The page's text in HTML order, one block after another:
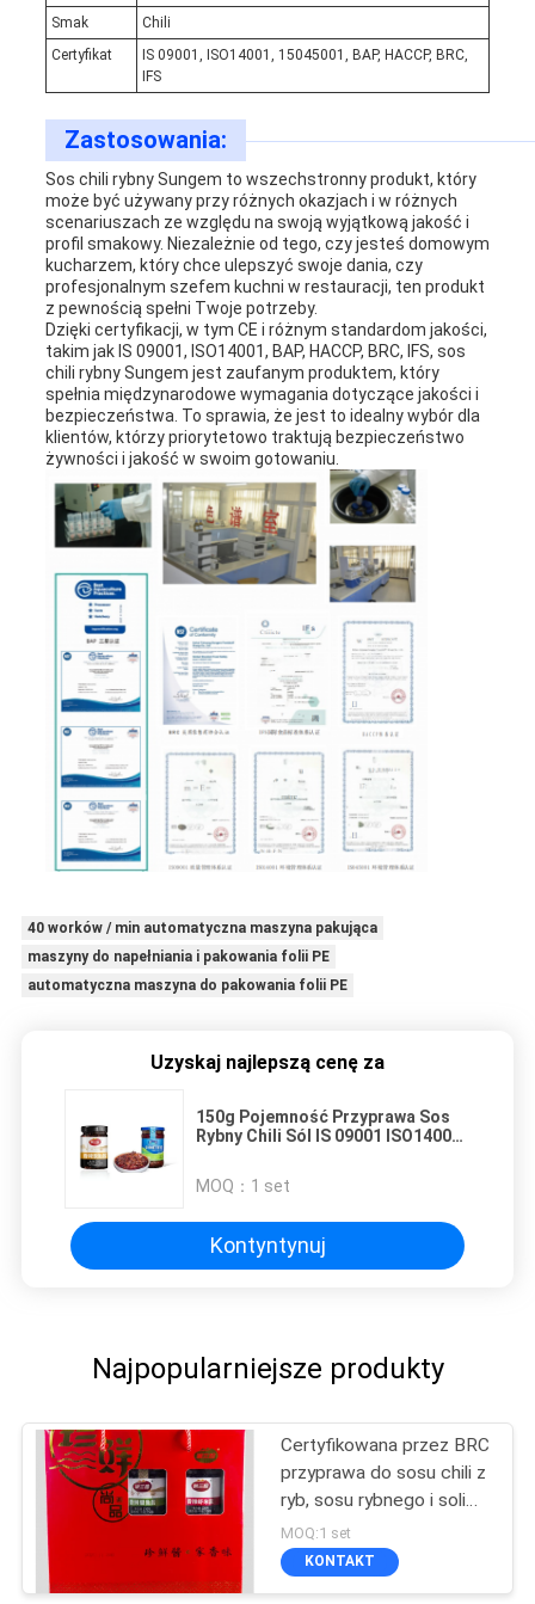
Smak
Chili
Certyfikat
IS 09001, ISO14001, 15045001, BAP, HACCP, BRC,
IFS
Zastosowania:
Sos chili rybny Sungem to wszechstronny produkt, który
może być używany przy różnych okazjach i w różnych
scenariuszach ze względu na swoją wyjątkową jakość i
profil smakowy. Niezależnie od tego, czy jesteś domowym
kucharzem, który chce ulepszyć swoje dania, czy
profesjonalnym szefem kuchni w restauracji, ten produkt
z pewnością spełni Twoje potrzeby.
Dzięki certyfikacji, w tym CE i różnym standardom jakości,
takim jak IS 09001, ISO14001, BAP, HACCP, BRC, IFS, sos
chili rybny Sungem jest zaufanym produktem, który
spełnia międzynarodowe wymagania dotyczące jakości i
bezpieczeństwa. To sprawia, że jest to idealny wybór dla
klientów, którzy priorytetowo traktują bezpieczeństwo
żywności i jakość w swoim gotowaniu.
40 worków / min automatyczna maszyna pakująca
maszyny do napełniania i pakowania folii PE
automatyczna maszyna do pakowania folii PE
Uzyskaj najlepszą cenę za
150g Pojemność Przyprawa Sos
Rybny Chili Sól IS 09001 ISO14001
MOQ： 1 set
Kontyntynuj
Najpopularniejsze produkty
Certyfikowana przez BRC
przyprawa do sosu chili z
ryb, sosu rybnego i soli
chili
MOQ:1 set
KONTAKT